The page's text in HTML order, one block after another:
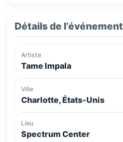
Détails de l’événement
Artiste
Tame Impala
Ville
Charlotte, États-Unis
Lieu
Spectrum Center